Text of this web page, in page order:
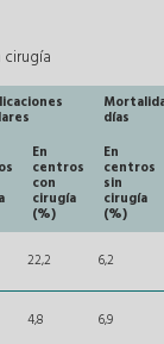
cirugía
días
En
centros
con
cirugía
(%)
En
centros
sin
cirugía
(%)
22,2 6,2
4,8 6,9